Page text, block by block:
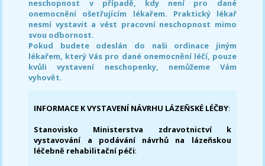
neschopnost v případě, kdy není pro dané
onemocnění ošetřujícím lékařem. Praktický lékař
nesmí vystavit a vést pracovní neschopnost mimo
svou odbornost.
Pokud budete odeslán do naši ordinace jiným
lékařem, který Vás pro dané onemocnění léčí, pouze
kvůli vystavení neschopenky, nemůžeme Vám
vyhovět.
INFORMACE K VYSTAVENÍ NÁVRHU LÁZEŇSKÉ LÉČBY:
Stanovisko Ministerstva zdravotnictví k
vystavování a podávání návrhů na lázeňskou
léčebně rehabilitační péči: